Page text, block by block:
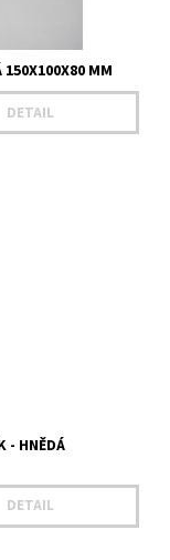
150X100X80 MM
DETAIL
- HNĚDÁ
DETAIL